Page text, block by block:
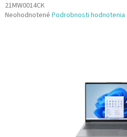
21MW0014CK
Priemerné
Neohodnotené Podrobnosti hodnotenia